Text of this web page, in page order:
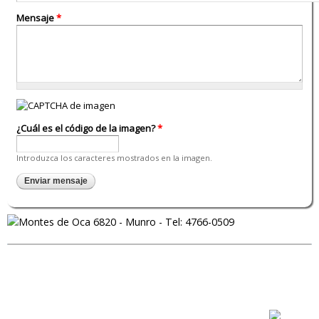
Mensaje*
¿Cuál es el código de la imagen?*
Introduzca los caracteres mostrados en la imagen.